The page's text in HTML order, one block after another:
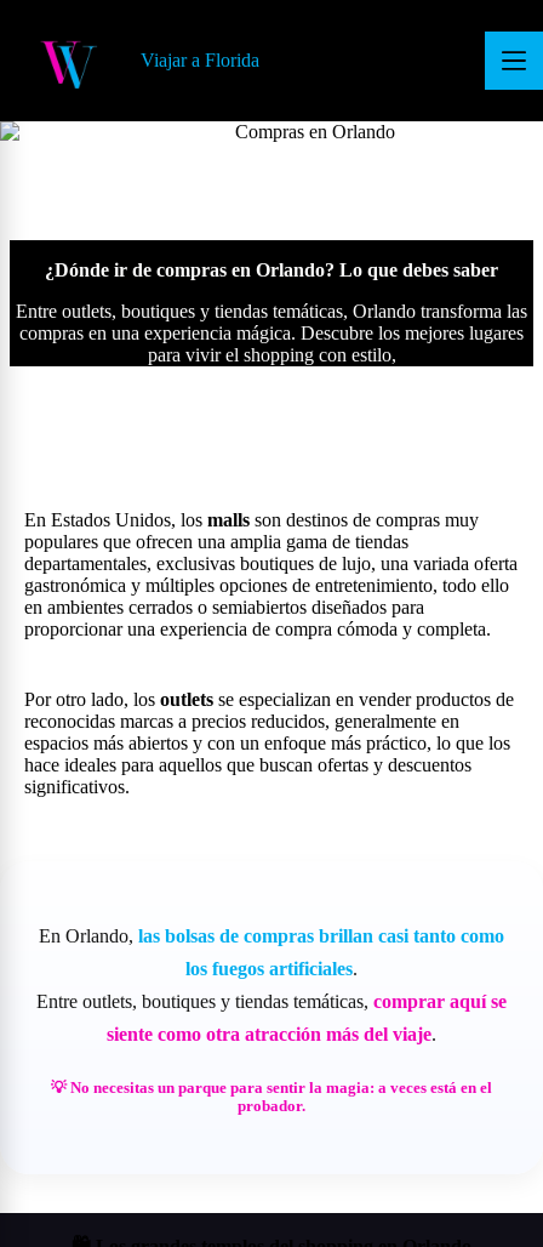
n
n
i
o
Viajar a Florida
¿Dónde ir de compras en Orlando? Lo que debes saber
Entre outlets, boutiques y tiendas temáticas, Orlando transforma las
compras en una experiencia mágica. Descubre los mejores lugares
para vivir el shopping con estilo,
En Estados Unidos, los malls son destinos de compras muy
populares que ofrecen una amplia gama de tiendas
departamentales, exclusivas boutiques de lujo, una variada oferta
gastronómica y múltiples opciones de entretenimiento, todo ello
en ambientes cerrados o semiabiertos diseñados para
proporcionar una experiencia de compra cómoda y completa.
Por otro lado, los outlets se especializan en vender productos de
reconocidas marcas a precios reducidos, generalmente en
espacios más abiertos y con un enfoque más práctico, lo que los
hace ideales para aquellos que buscan ofertas y descuentos
significativos.
En Orlando, las bolsas de compras brillan casi tanto como
los fuegos artificiales.
Entre outlets, boutiques y tiendas temáticas, comprar aquí se
siente como otra atracción más del viaje.
💡 No necesitas un parque para sentir la magia: a veces está en el
probador.